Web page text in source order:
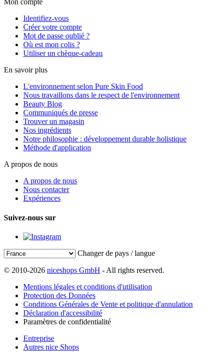
Mon compte
Identifiez-vous
Créer votre compte
Mot de passe oublié ?
Où est mon colis ?
Utiliser un chèque-cadeau
En savoir plus
L'environnement selon Pure Skin Food
Nous travaillons dans le respect de l'environnement
Beauty Blog
Communiqués de presse
Trouver un magasin
Nos ingrédients
Notre philosophie : développement durable holistique
Méthode d'application
A propos de nous
A propos de nous
Nous contacter
Expériences
Suivez-nous sur
Changer de pays / langue
© 2010-2026 niceshops GmbH - All rights reserved.
Mentions légales et conditions d'utilisation
Protection des Données
Conditions Générales de Vente et politique d'annulation
Déclaration d'accessibilité
Paramètres de confidentialité
Entreprise
Autres nice Shops